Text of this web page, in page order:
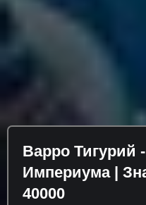
Варро Тигурий
Империума |
40000